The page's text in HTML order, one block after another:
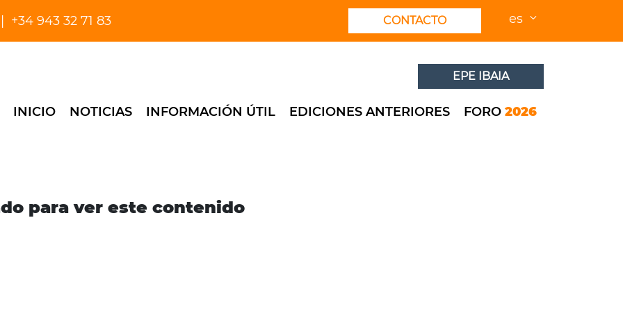
+34 943 32 71 83 CONTACTO es
EPE IBAIA
INICIO NOTICIAS INFORMACIÓN ÚTIL EDICIONES ANTERIORES FORO 2026
para ver este contenido